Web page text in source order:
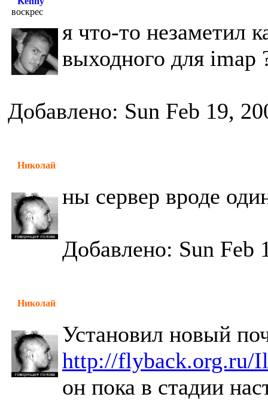
воскрес
я что-то незаметил
выходного для imap
Добавлено: Sun Feb 19,
Николай
ны сервер вроде
Добавлено: Sun Feb
Николай
Установил новый
http://flyback.org.ru/
он пока в стадии